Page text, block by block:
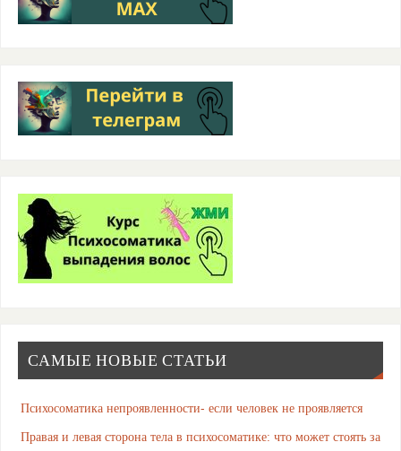
САМЫЕ НОВЫЕ СТАТЬИ
Психосоматика непроявленности- если человек не проявляется
Правая и левая сторона тела в психосоматике: что может стоять за